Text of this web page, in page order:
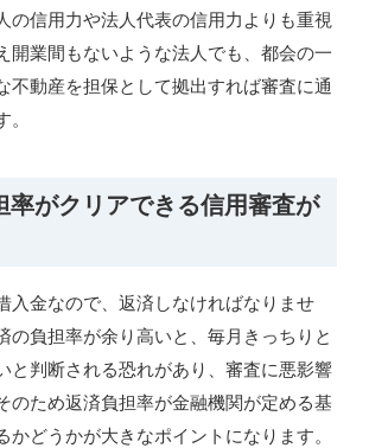
の信用力や法人代表の信用力よりも重視
開業間もないような法人でも、都会の一
不動産を担保として拠出すれば審査に通
率がクリアできる信用審査が
入金なので、返済しなければなりませ
の負担率が余り高いと、毎月きっちりと
と判断される恐れがあり、審査に悪影響
のため返済負担率が金融機関が定める基
かどうかが大きなポイントになります。